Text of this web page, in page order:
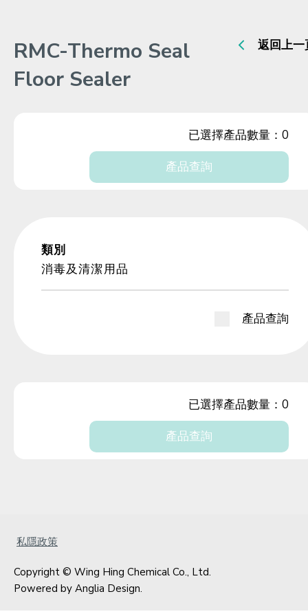
返回上一
RMC-Thermo Seal
Floor Sealer
已選擇產品數量： 0
產品查詢
類別
消毒及清潔用品
產品查詢
已選擇產品數量： 0
產品查詢
私隱政策
Copyright © Wing Hing Chemical Co., Ltd.
Powered by Anglia Design.